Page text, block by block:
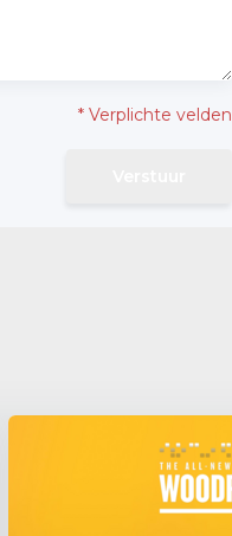
* Verplichte velden